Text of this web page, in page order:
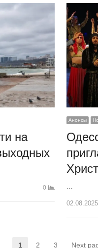
на
0
Анонсы
…
1 2 3 Next